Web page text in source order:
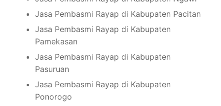
Jasa Pembasmi Rayap di Kabupaten Pacitan
Jasa Pembasmi Rayap di Kabupaten
Pamekasan
Jasa Pembasmi Rayap di Kabupaten
Pasuruan
Jasa Pembasmi Rayap di Kabupaten
Ponorogo